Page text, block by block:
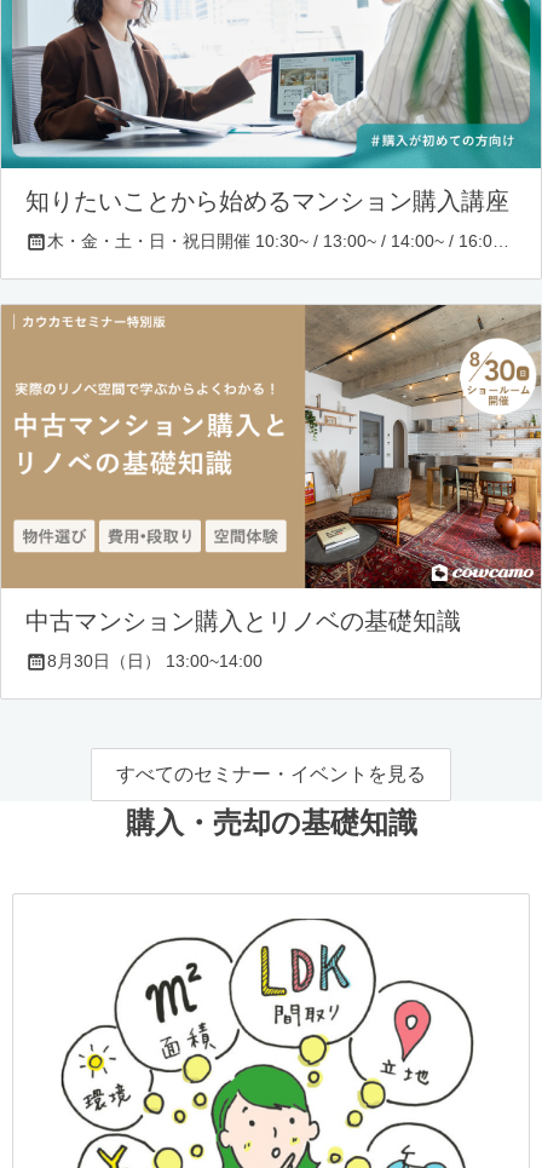
知りたいことから始めるマンション購入講座
木・金・土・日・祝日開催 10:30~ / 13:00~ / 14:00~ / 16:00~ / 17:00~/ 18:30~/ 19:30~
中古マンション購入とリノベの基礎知識
8月30日（日） 13:00~14:00
すべてのセミナー・イベントを見る
購入・売却の基礎知識